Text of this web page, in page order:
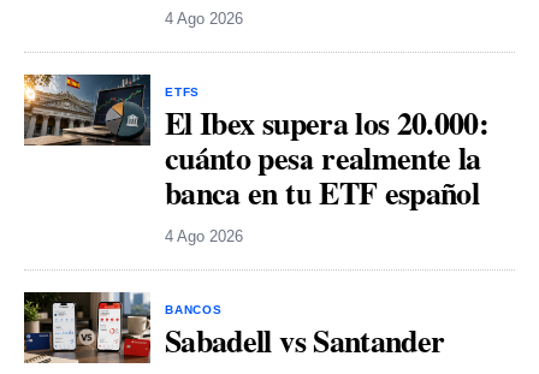
4 Ago 2026
ETFS
El Ibex supera los 20.000:
cuánto pesa realmente la
banca en tu ETF español
4 Ago 2026
BANCOS
Sabadell vs Santander